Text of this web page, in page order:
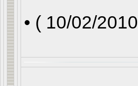
• ( 10/02/2010